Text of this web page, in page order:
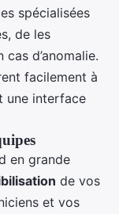
spécialisées
de les
d’anomalie.
facilement à
une interface
en grande
de vos
et vos